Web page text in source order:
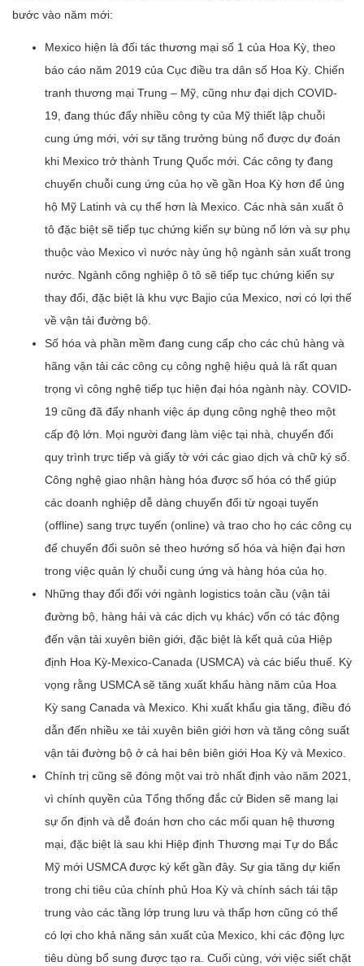
bước vào năm mới:
Mexico hiện là đối tác thương mại số 1 của Hoa Kỳ, theo
báo cáo năm 2019 của Cục điều tra dân số Hoa Kỳ. Chiến
tranh thương mại Trung – Mỹ, cũng như đại dịch COVID-
19, đang thúc đẩy nhiều công ty của Mỹ thiết lập chuỗi
cung ứng mới, với sự tăng trưởng bùng nổ được dự đoán
khi Mexico trở thành Trung Quốc mới. Các công ty đang
chuyển chuỗi cung ứng của họ về gần Hoa Kỳ hơn để ủng
hộ Mỹ Latinh và cụ thể hơn là Mexico. Các nhà sản xuất ô
tô đặc biệt sẽ tiếp tục chứng kiến ​​sự bùng nổ lớn và sự phụ
thuộc vào Mexico vì nước này ủng hộ ngành sản xuất trong
nước. Ngành công nghiệp ô tô sẽ tiếp tục chứng kiến ​​sự
thay đổi, đặc biệt là khu vực Bajio của Mexico, nơi có lợi thế
về vận tải đường bộ.
Số hóa và phần mềm đang cung cấp cho các chủ hàng và
hãng vận tải các công cụ công nghệ hiệu quả là rất quan
trọng vì công nghệ tiếp tục hiện đại hóa ngành này. COVID-
19 cũng đã đẩy nhanh việc áp dụng công nghệ theo một
cấp độ lớn. Mọi người đang làm việc tại nhà, chuyển đổi
quy trình trực tiếp và giấy tờ với các giao dịch và chữ ký số.
Công nghệ giao nhận hàng hóa được số hóa có thể giúp
các doanh nghiệp dễ dàng chuyển đổi từ ngoại tuyến
(offline) sang trực tuyến (online) và trao cho họ các công cụ
để chuyển đổi suôn sẻ theo hướng số hóa và hiện đại hơn
trong việc quản lý chuỗi cung ứng và hàng hóa của họ.
Những thay đổi đối với ngành logistics toàn cầu (vận tải
đường bộ, hàng hải và các dịch vụ khác) vốn có tác động
đến vận tải xuyên biên giới, đặc biệt là kết quả của Hiệp
định Hoa Kỳ-Mexico-Canada (USMCA) và các biểu thuế. Kỳ
vọng rằng USMCA sẽ tăng xuất khẩu hàng năm của Hoa
Kỳ sang Canada và Mexico. Khi xuất khẩu gia tăng, điều đó
dẫn đến nhiều xe tải xuyên biên giới hơn và tăng công suất
vận tải đường bộ ở cả hai bên biên giới Hoa Kỳ và Mexico.
Chính trị cũng sẽ đóng một vai trò nhất định vào năm 2021,
vì chính quyền của Tổng thống đắc cử Biden sẽ mang lại
sự ổn định và dễ đoán hơn cho các mối quan hệ thương
mại, đặc biệt là sau khi Hiệp định Thương mại Tự do Bắc
Mỹ mới USMCA được ký kết gần đây. Sự gia tăng dự kiến ​​
trong chi tiêu của chính phủ Hoa Kỳ và chính sách tái tập
trung vào các tầng lớp trung lưu và thấp hơn cũng có thể
có lợi cho khả năng sản xuất của Mexico, khi các động lực
tiêu dùng bổ sung được tạo ra. Cuối cùng, với việc siết chặt